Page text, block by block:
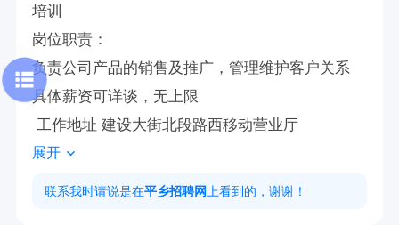
培训
岗位职责：
负责公司产品的销售及推广，管理维护客户关系
具体薪资可详谈，无上限
工作地址 建设大街北段路西移动营业厅
展开
联系我时请说是在平乡招聘网 上看到的，谢谢！